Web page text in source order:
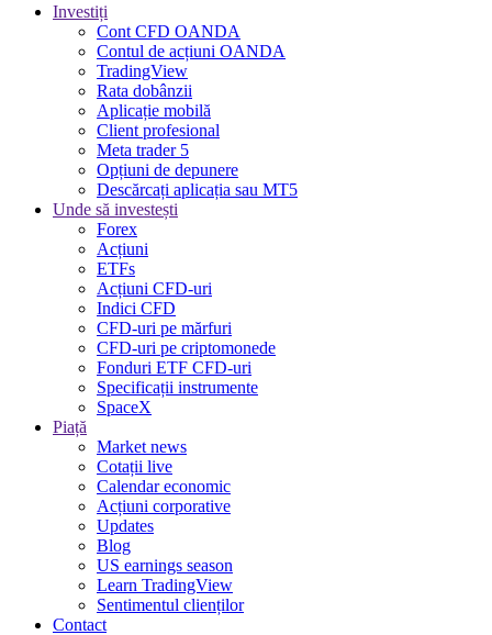
Investiți
Cont CFD OANDA
Contul de acțiuni OANDA
TradingView
Rata dobânzii
Aplicație mobilă
Client profesional
Meta trader 5
Opțiuni de depunere
Descărcați aplicația sau MT5
Unde să investești
Forex
Acțiuni
ETFs
Acțiuni CFD-uri
Indici CFD
CFD-uri pe mărfuri
CFD-uri pe criptomonede
Fonduri ETF CFD-uri
Specificații instrumente
SpaceX
Piață
Market news
Cotații live
Calendar economic
Acțiuni corporative
Updates
Blog
US earnings season
Learn TradingView
Sentimentul clienților
Contact